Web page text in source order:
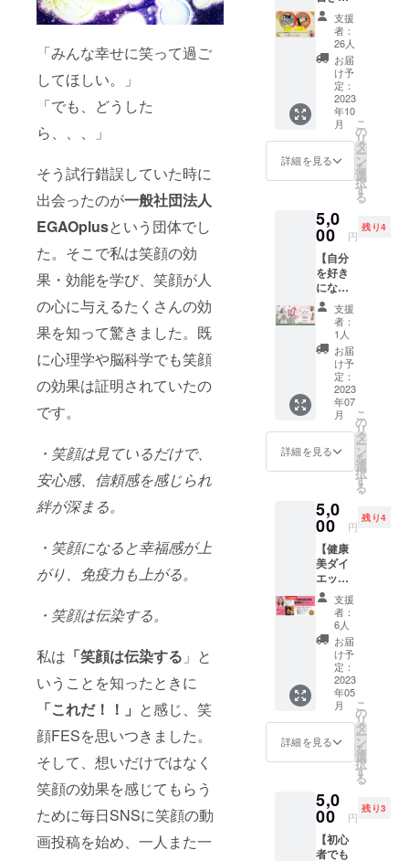
「みんな幸せに笑って過ご
してほしい。」
「でも、どうした
ら、、、」
そう試行錯誤していた時に
出会ったのが一般社団法人
EGAOplusという団体でし
た。そこで私は笑顔の効
果・効能を学び、笑顔が人
の心に与えるたくさんの効
果を知って驚きました。既
に心理学や脳科学でも笑顔
の効果は証明されていたの
です。
・笑顔は見ているだけで、
安心感、信頼感を感じられ
絆が深まる。
・笑顔になると幸福感が上
がり、免疫力も上がる。
・笑顔は伝染する。
私は 「笑顔は伝染する 」と
いうことを知ったときに
「これだ！！」 と感じ、笑
顔FESを思いつきました。
そして、想いだけではなく
笑顔の効果を感じてもらう
ために毎日SNSに笑顔の動
画投稿を始め、一人また一
いうことを
より多くの
人に知って
そして、子
どもを愛す
る一人の父
顔彩る人生
を送ってほ
しいという
願いの実現
です。ま
た、児童養
護施設の職
員として、
子どもたち
に人生の開
かれた可能
性を伝えた
い。
で集まって
きてくれた
仲間と一緒
に、絶対に
イベントを
成功させま
で調整
しま
す。 ＊
多くて
も私を
含めた5
人まで
の人数
で行い
ます。
者が多
数の場
み分け
して何
度か行
いま
す。 ＊
話され
た内容
に関し
ては個
人情報
もあり
ますの
で他に
漏らさ
ぬよう
お願い
しま
す。 ＊
お話会
は基本
２時間
です。
前後す
る場合
もある
のでご
了承く
ださ
い。 ＊
相手を
批判し
たり、
否定す
ること
は禁止
です。
基本的
に安心
場とし
て開催
しま
す。 ＊
お話し
ビス内
容に関
する効
果効能
は、 個
人の体
感であ
り 全て
を保証
するも
ありま
せん。
産、著
作権は
提供・
施行責
任者に
帰属し
ます。
✼••┈┈••
✼••┈┈••
✼••┈┈••
✼••┈┈••
活用
し、
じっく
り、丁
寧に関
わらせ
ていた
だきま
す。 お
のお悩
みから
父さん
のご自
身のお
悩みま
で、 ど
んなこ
とでも
構いま
せん。
☆ご相
談者様
お子さ
ん お母
さん、
お父さ
たでも
大歓迎
し、複
数ご希
望の場
合は、
おひと
りずつ
時間を
設定さ
せてい
ただき
す。）
☆ご相
談時間
おひと
分〜1時
間 (もう
かるこ
ともあ
ります)
☆実施
日 メー
開催分
のリ
ターン
です☆
7月の
セッ
ション
をご希
望の方
は、7月
開催分
び下さ
い。 ☆
内容
コーチ
ングス
キルを
活用
し、
じっく
り、丁
寧に関
わらせ
ていた
だきま
す。 お
のお悩
みから
父さん
のご自
身のお
悩みま
で、 ど
んなこ
とでも
構いま
せん。
☆ご相
談者様
お子さ
ん お母
さん、
お父さ
たでも
大歓迎
し、複
数ご希
望の場
合は、
旬～7月
位ま
で） 心
理カウ
ンセ
ラーの
トシ
が、
「仕
事」
「ここ
「結
婚」な
どにつ
いて、
カウン
セリン
グを行
い、ア
ドバイ
スさせ
ていた
だきま
す。 例
えば、
仕
事：転
職をし
いのか
分から
な
い・・
・ ここ
ろ：最
近なん
だかや
る気が
おきな
い・・
・ 子育
て：子
供にど
うやっ
たら良
いのか
があ
る・・
・ 結
婚：結
ろし&オ
ラクル
カード
セッ
ト】
zoomで
繋がっ
て、あ
なたの
瞳を見
させて
頂き、
インス
ション
でこと
ばを書
き下ろ
しま
す。更
にあな
ただけ
のオリ
ジナル
オラク
ルカー
ドを書
き下ろ
しで作
りま
す。書
イズで
額にお
入れし
て、オ
ラクル
カード
は名刺
サイズ
で40枚
お書き
して郵
送しま
す^ - ^
✼••┈┈••
✼••┈┈••
✼••┈┈••
✼••┈┈••
施行責
任者》
主催・
運営
支援
者：
26人
お届
け予
定：
2023
年10
月
詳細を見る
こ
の
リ
タ
ー
ン
を
選
択
す
る
5,0
00 円
残り4
【自分
を好き
にな
る
Self
Loveコ
ミュニ
ケー
ション
体験講
座】 ｢セ
ルフラ
ブ (Self
Love) ｣
とは、
自分を
ことで
す。 こ
の講座
では、
自己受
容や自
分を愛
するコ
ミュニ
ケー
ション
を学
び、体
感いた
だけま
す。 私
自身、
嫌いで
このま
まの自
分では
ダメ
支援
者：
1人
お届
け予
定：
2023
年07
月
詳細を見る
こ
の
リ
タ
ー
ン
を
選
択
す
る
5,0
00 円
残り4
【健康
美ダイ
エット
習慣セ
ミ
ナー】
・え
いこり
んが12
キロ痩
せた秘
密のお
話し
ZOOM
付き
・上級
導士ヤ
ギちゃ
んの食
育
ZOOM
支援
者：
6人
お届
け予
定：
2023
年05
月
詳細を見る
こ
の
リ
タ
ー
ン
を
選
択
す
る
5,0
00 円
残り3
【初心
者でも